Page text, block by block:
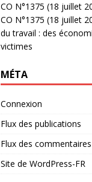
CO N°1375 (18 juillet
CO N°1375 (18 juillet
du travail : des
victimes
MÉTA
Connexion
Flux des publications
Flux des commentaires
Site de WordPress-FR